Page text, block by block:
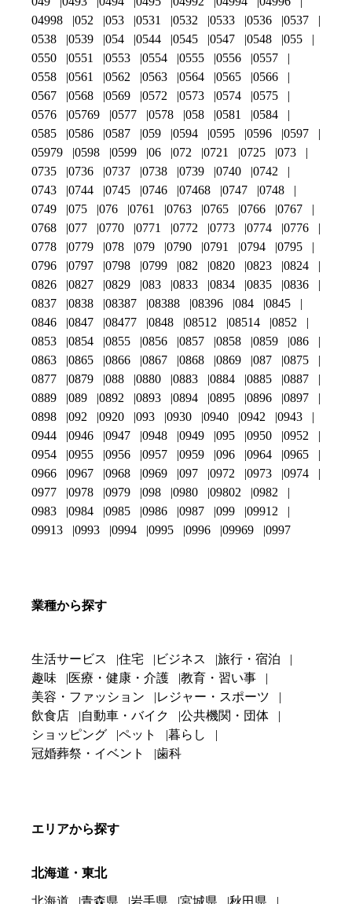
04998
052 053 0531 0532 0533 0536
0537
0538
0539 054 0544 0545 0547 0548
055
0550
0551 0553 0554 0555 0556
0557
0558
0561 0562 0563 0564 0565
0566
0567
0568 0569 0572 0573 0574
0575
0576
05769 0577 0578 058 0581
0584
0585
0586 0587 059 0594 0595 0596
0597
05979
0598 0599 06 072 0721 0725
073
0735
0736 0737 0738 0739 0740
0742
0743
0744 0745 0746 07468 0747
0748
0749
075 076 0761 0763 0765 0766
0767
0768
077 0770 0771 0772 0773 0774
0776
0778
0779 078 079 0790 0791 0794
0795
0796
0797 0798 0799 082 0820 0823
0824
0826
0827 0829 083 0833 0834 0835
0836
0837
0838 08387 08388 08396 084
0845
0846
0847 08477 0848 08512 08514
0852
0853
0854 0855 0856 0857 0858 0859
086
0863
0865 0866 0867 0868 0869 087
0875
0877
0879 088 0880 0883 0884 0885
0887
0889
089 0892 0893 0894 0895 0896
0897
0898
092 0920 093 0930 0940 0942
0943
0944
0946 0947 0948 0949 095 0950
0952
0954
0955 0956 0957 0959 096 0964
0965
0966
0967 0968 0969 097 0972 0973
0974
0977
0978 0979 098 0980 09802
0982
0983
0984 0985 0986 0987 099
09912
09913
0993 0994 0995 0996 09969 0997
業種から探す
生活サービス 住宅 ビジネス
旅行・宿泊
趣味
医療・健康・介護
教育・習い事
美容・ファッション
レジャー・スポーツ
飲食店
自動車・バイク
公共機関・団体
ショッピング
ペット
暮らし
冠婚葬祭・イベント
歯科
エリアから探す
北海道・東北